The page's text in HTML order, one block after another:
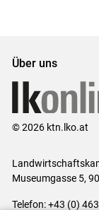
Über uns
© 2026 ktn.lko.at
Museumgasse 5,
Telefon: +43 (0)